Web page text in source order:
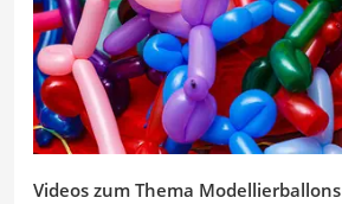
Videos zum Thema Modellierballons